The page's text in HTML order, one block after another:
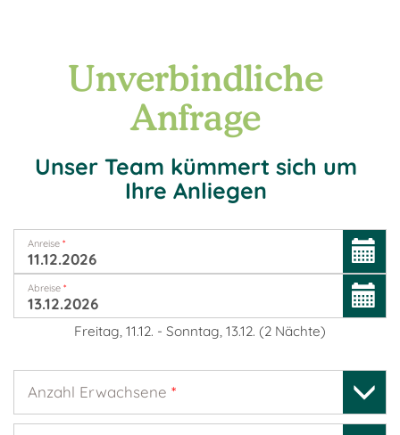
Unverbindliche
Anfrage
Unser Team kümmert sich um
Ihre Anliegen
Anreise *
Abreise *
Freitag, 11.12. - Sonntag, 13.12. (2 Nächte)
Anzahl Erwachsene *